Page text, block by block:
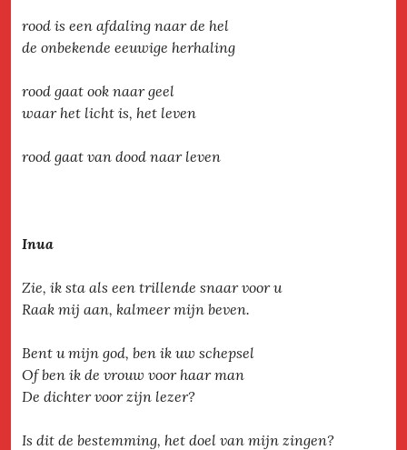
rood is een afdaling naar de hel
de onbekende eeuwige herhaling
rood gaat ook naar geel
waar het licht is, het leven
rood gaat van dood naar leven
Inua
Zie, ik sta als een trillende snaar voor u
Raak mij aan, kalmeer mijn beven.
Bent u mijn god, ben ik uw schepsel
Of ben ik de vrouw voor haar man
De dichter voor zijn lezer?
Is dit de bestemming, het doel van mijn zingen?